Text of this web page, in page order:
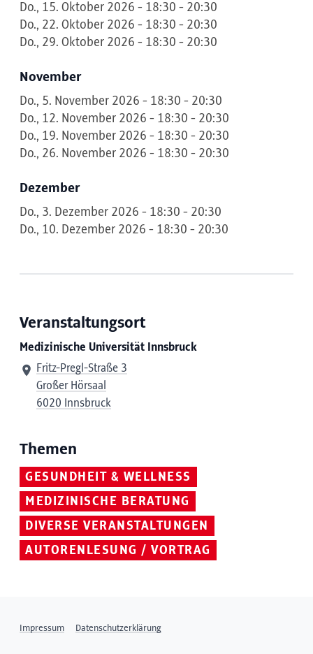
Do., 15. Oktober 2026 - 18:30 - 20:30
Do., 22. Oktober 2026 - 18:30 - 20:30
Do., 29. Oktober 2026 - 18:30 - 20:30
November
Do., 5. November 2026 - 18:30 - 20:30
Do., 12. November 2026 - 18:30 - 20:30
Do., 19. November 2026 - 18:30 - 20:30
Do., 26. November 2026 - 18:30 - 20:30
Dezember
Do., 3. Dezember 2026 - 18:30 - 20:30
Do., 10. Dezember 2026 - 18:30 - 20:30
Veranstaltungsort
Medizinische Universität Innsbruck
Fritz-Pregl-Straße 3
Großer Hörsaal
6020 Innsbruck
Themen
GESUNDHEIT & WELLNESS
MEDIZINISCHE BERATUNG
DIVERSE VERANSTALTUNGEN
AUTORENLESUNG / VORTRAG
Impressum Datenschutzerklärung